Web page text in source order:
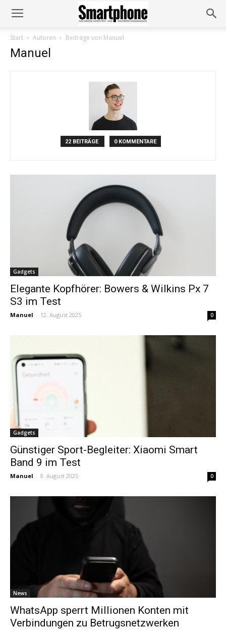
Start Autoren Beiträge von Manuel
Manuel
22 BEITRÄGE 0 KOMMENTARE
Gadgets
Elegante Kopfhörer: Bowers & Wilkins Px 7
S3 im Test
Manuel - 12. August 2025 0
Gadgets
Günstiger Sport-Begleiter: Xiaomi Smart
Band 9 im Test
Manuel - 8. August 2025 0
News
WhatsApp sperrt Millionen Konten mit
Verbindungen zu Betrugsnetzwerken